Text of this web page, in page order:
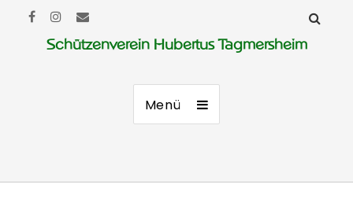
Schützenverein Hubertus Tagmersheim
Menü